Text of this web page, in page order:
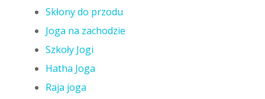
Skłony do przodu
Joga na zachodzie
Szkoły Jogi
Hatha Joga
Raja joga